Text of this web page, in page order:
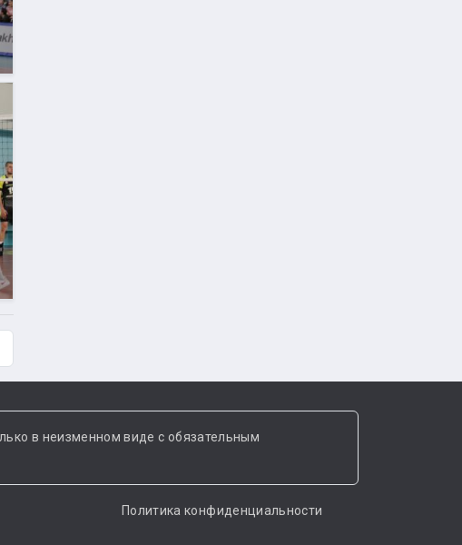
в неизменном виде с обязательным
Политика конфиденциальности